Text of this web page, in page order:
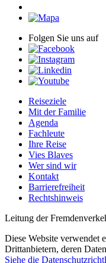
Folgen Sie uns auf
Reiseziele
Mit der Familie
Agenda
Fachleute
Ihre Reise
Vies Blaves
Wer sind wir
Kontakt
Barrierefreiheit
Rechtshinweis
Leitung der
Diese Website verwendet
Drittanbietern, deren
Siehe die